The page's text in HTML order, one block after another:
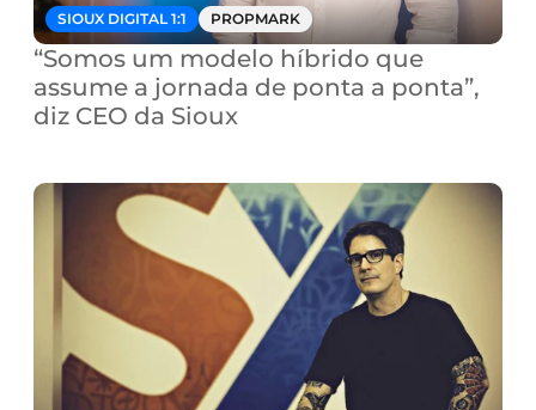
SIOUX DIGITAL 1:1 PROPMARK
“Somos um modelo híbrido que
assume a jornada de ponta a ponta”,
diz CEO da Sioux